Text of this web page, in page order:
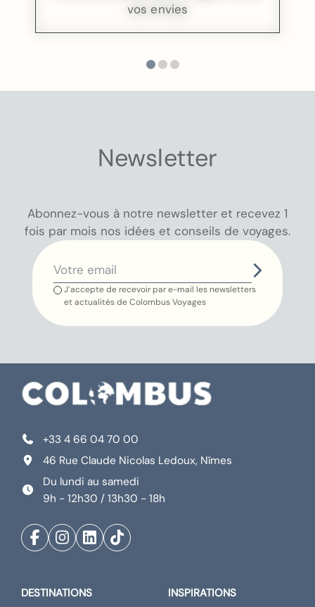
vos envies
Newsletter
Abonnez-vous à notre newsletter et recevez 1
fois par mois nos idées et conseils de voyages.
J’accepte de recevoir par e-mail les newsletters
et actualités de Colombus Voyages
+33 4 66 04 70 00
46 Rue Claude Nicolas Ledoux, Nîmes
Du lundi au samedi
9h - 12h30 / 13h30 - 18h
DESTINATIONS INSPIRATIONS